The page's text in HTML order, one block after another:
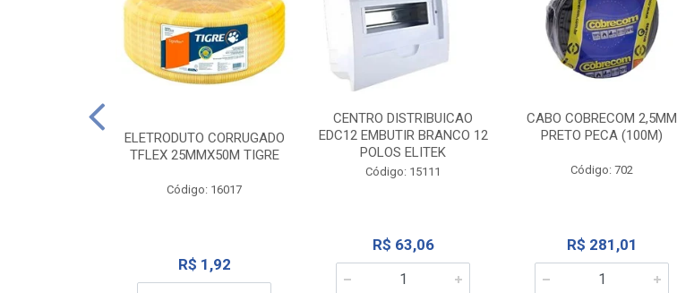
ELETRODUTO CORRUGADO
TFLEX 25MMX50M TIGRE
Código: 16017
R$ 1,92
CENTRO DISTRIBUICAO
EDC12 EMBUTIR BRANCO 12
POLOS ELITEK
Código: 15111
R$ 63,06
CABO COBRECOM 2,5MM
PRETO PECA (100M)
Código: 702
R$ 281,01